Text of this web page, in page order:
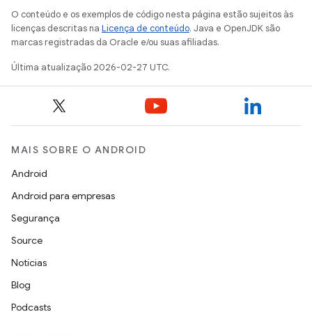
O conteúdo e os exemplos de código nesta página estão sujeitos às
licenças descritas na Licença de conteúdo. Java e OpenJDK são
marcas registradas da Oracle e/ou suas afiliadas.
Última atualização 2026-02-27 UTC.
MAIS SOBRE O ANDROID
Android
Android para empresas
Segurança
Source
Notícias
Blog
Podcasts